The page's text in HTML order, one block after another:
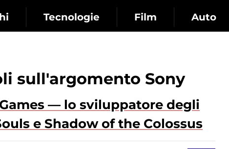
Tecnologie Film Auto
sull'argomento Sony
— lo sviluppatore degli
e Shadow of the Colossus